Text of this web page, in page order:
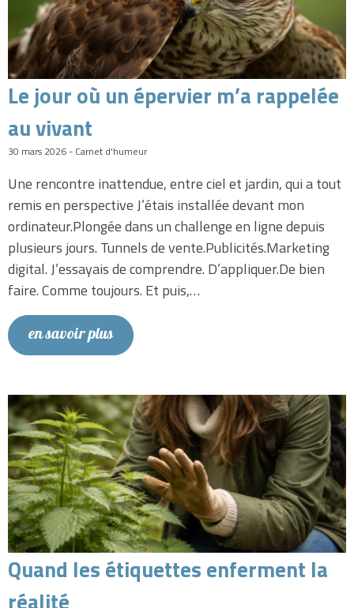
Le jour où un épervier m’a rappelée
au vivant
30 mars 2026 - Carnet d'humeur
Une rencontre inattendue, entre ciel et jardin, qui a tout
remis en perspective J’étais installée devant mon
ordinateur.Plongée dans un challenge en ligne depuis
plusieurs jours. Tunnels de vente.Publicités.Marketing
digital. J’essayais de comprendre. D’appliquer.De bien
faire. Comme toujours. Et puis,…
en savoir plus
Quand les étiquettes enferment la
réalité